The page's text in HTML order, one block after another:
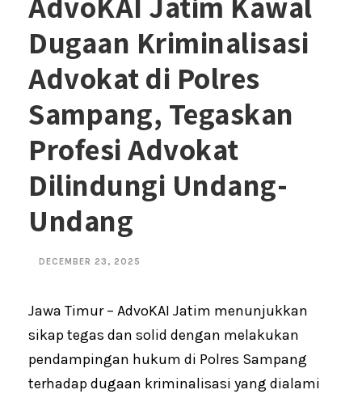
Dugaan Kriminalisasi
Advokat di Polres
Sampang, Tegaskan
Profesi Advokat
Dilindungi Undang-
Undang
DECEMBER 23, 2025
Jawa Timur – AdvoKAI Jatim menunjukkan
sikap tegas dan solid dengan melakukan
pendampingan hukum di Polres Sampang
terhadap dugaan kriminalisasi yang dialami